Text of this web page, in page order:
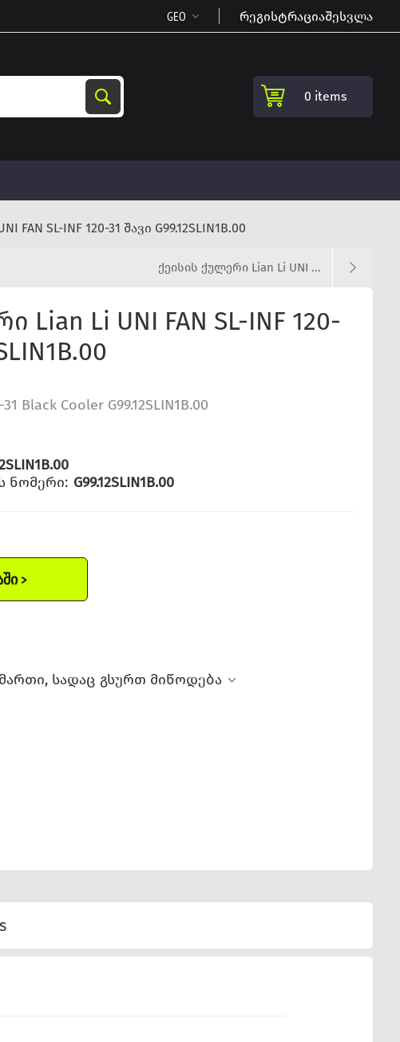
რეგისტრაციაშესვლა
0 items
FAN SL-INF 120-31 შავი G99.12SLIN1B.00
ქეისის ქულერი Lian Li UNI ...
Lian Li UNI FAN SL-INF 120-
Black Cooler G99.12SLIN1B.00
ნომერი: G99.12SLIN1B.00
>
სადაც გსურთ მიწოდება